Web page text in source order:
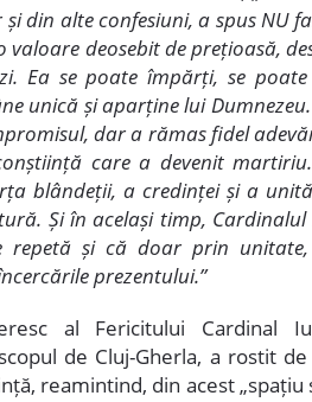
din alte confesiuni, a spus NU
deosebit de prețioasă,
Ea se poate împărți, se
unică și aparține lui
dar a rămas fidel
care a devenit
blândeții, a credinței și a
Și în același timp, Cardinalul
repetă și că doar prin
prezentului.”
al Fericitului Cardinal
de Cluj-Gherla, a rostit
reamintind, din acest „spațiu